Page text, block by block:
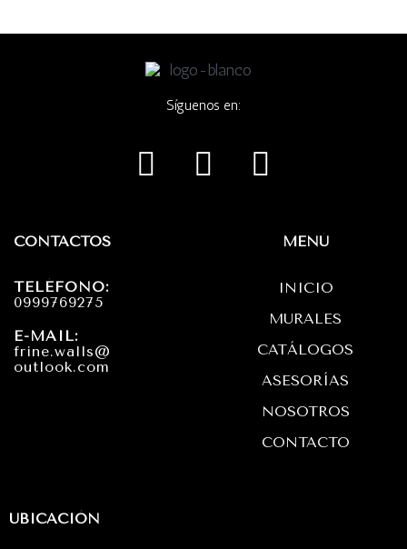
Síguenos en:
I
n
F
a
W
h
a
p
p
CONTACTOS
TELÉFONO:
0999769275
E-MAIL:
frine.walls@
outlook.com
MENÚ
INICIO
MURALES
CATÁLOGOS
ASESORÍAS
NOSOTROS
CONTACTO
UBICACIÓN